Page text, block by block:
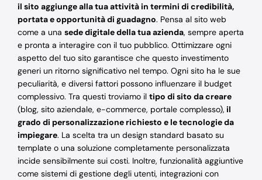
il sito aggiunge alla tua attività in termini di credibilità,
portata e opportunità di guadagno. Pensa al sito web
come a una sede digitale della tua azienda, sempre aperta
e pronta a interagire con il tuo pubblico. Ottimizzare ogni
aspetto del tuo sito garantisce che questo investimento
generi un ritorno significativo nel tempo. Ogni sito ha le sue
peculiarità, e diversi fattori possono influenzare il budget
complessivo. Tra questi troviamo il tipo di sito da creare
(blog, sito aziendale, e-commerce, portale complesso), il
grado di personalizzazione richiesto e le tecnologie da
impiegare. La scelta tra un design standard basato su
template o una soluzione completamente personalizzata
incide sensibilmente sui costi. Inoltre, funzionalità aggiuntive
come sistemi di gestione degli utenti, integrazioni con